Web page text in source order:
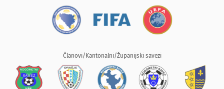
Članovi/Kantonalni/Županijski savezi